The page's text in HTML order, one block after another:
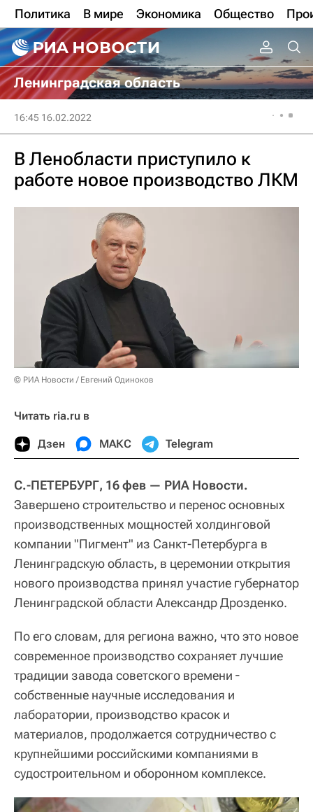
Политика В мире Экономика Общество
Ленинградская область
16:45 16.02.2022
В Ленобласти приступило к
работе новое производство ЛКМ
© РИА Новости / Евгений Одиноков
Читать ria.ru в
Дзен МАКС Telegram
С.-ПЕТЕРБУРГ, 16 фев — РИА Новости.
Завершено строительство и перенос основных
производственных мощностей холдинговой
компании "Пигмент" из Санкт-Петербурга в
Ленинградскую область, в церемонии открытия
нового производства принял участие губернатор
Ленинградской области Александр Дрозденко.
По его словам, для региона важно, что это новое
современное производство сохраняет лучшие
традиции завода советского времени ―
собственные научные исследования и
лаборатории, производство красок и
материалов, продолжается сотрудничество с
крупнейшими российскими компаниями в
судостроительном и оборонном комплексе.